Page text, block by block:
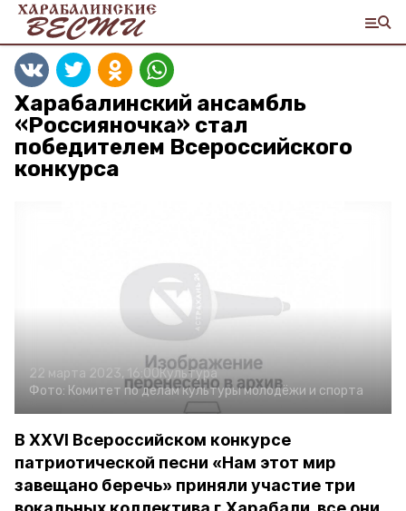
Харабалинский ансамбль
«Россияночка» стал
победителем Всероссийского
конкурса
22 марта 2023, 16:00Культура
Фото: Комитет по делам культуры молодёжи и спорта
В XXVI Всероссийском конкурсе
патриотической песни «Нам этот мир
завещано беречь» приняли участие три